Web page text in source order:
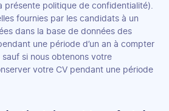
présente politique de confidentialité).
fournies par les candidats à un
dans la base de données des
une période d’un an à compter
si nous obtenons votre
votre CV pendant une période